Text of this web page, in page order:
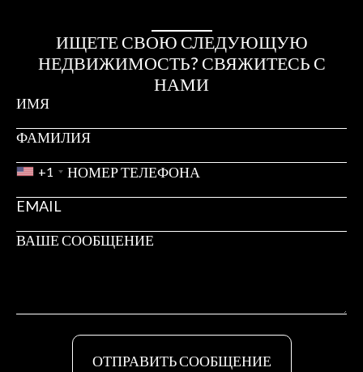
ИЩЕТЕ СВОЮ СЛЕДУЮЩУЮ
НЕДВИЖИМОСТЬ? СВЯЖИТЕСЬ С
НАМИ
+1
ОТПРАВИТЬ СООБЩЕНИЕ